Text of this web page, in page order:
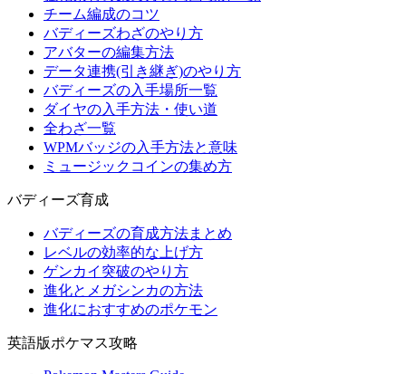
チーム編成のコツ
バディーズわざのやり方
アバターの編集方法
データ連携(引き継ぎ)のやり方
バディーズの入手場所一覧
ダイヤの入手方法・使い道
全わざ一覧
WPMバッジの入手方法と意味
ミュージックコインの集め方
バディーズ育成
バディーズの育成方法まとめ
レベルの効率的な上げ方
ゲンカイ突破のやり方
進化とメガシンカの方法
進化におすすめのポケモン
英語版ポケマス攻略